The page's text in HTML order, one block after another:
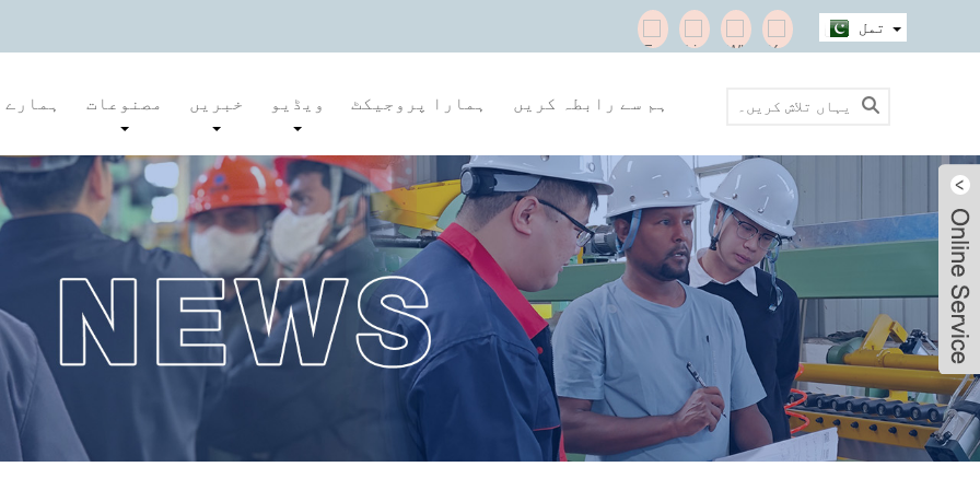
تمل
مصنوعات خبریں ویڈیو ہمارا پروجیکٹ ہم سے رابطہ کریں